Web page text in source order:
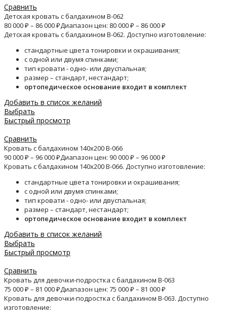
Сравнить
Детская кровать с балдахином B-062
80 000₽ – 86 000₽Диапазон цен: 80 000 ₽ – 86 000 ₽
Детская кровать с балдахином B-062. Доступно изготовление:
стандартные цвета тонировки и окрашивания;
с одной или двумя спинками;
тип кровати - одно- или двуспальная;
размер – стандарт, нестандарт;
ортопедическое основание входит в комплект
Добавить в список желаний
Выбрать
Быстрый просмотр
Сравнить
Кровать с балдахином 140х200 B-066
90 000₽ – 96 000₽Диапазон цен: 90 000 ₽ – 96 000 ₽
Кровать с балдахином 140х200 B-066. Доступно изготовление:
стандартные цвета тонировки и окрашивания;
с одной или двумя спинками;
тип кровати - одно- или двуспальная;
размер – стандарт, нестандарт;
ортопедическое основание входит в комплект
Добавить в список желаний
Выбрать
Быстрый просмотр
Сравнить
Кровать для девочки-подростка с балдахином B-063
75 000₽ – 81 000₽Диапазон цен: 75 000 ₽ – 81 000 ₽
Кровать для девочки-подростка с балдахином B-063. Доступно
изготовление: